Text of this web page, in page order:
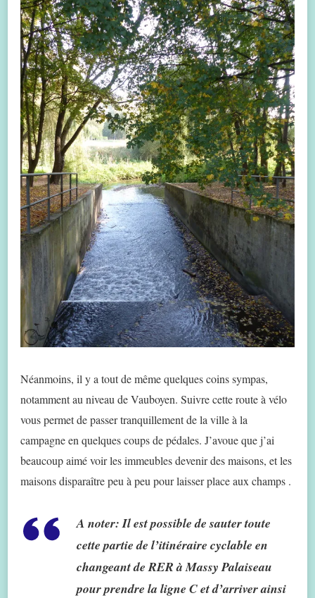
Néanmoins, il y a tout de même quelques coins sympas,
notamment au niveau de Vauboyen. Suivre cette route à vélo
vous permet de passer tranquillement de la ville à la
campagne en quelques coups de pédales. J’avoue que j’ai
beaucoup aimé voir les immeubles devenir des maisons, et les
maisons disparaître peu à peu pour laisser place aux champs .
A noter: Il est possible de sauter toute
cette partie de l’itinéraire cyclable en
changeant de RER à Massy Palaiseau
pour prendre la ligne C et d’arriver ainsi